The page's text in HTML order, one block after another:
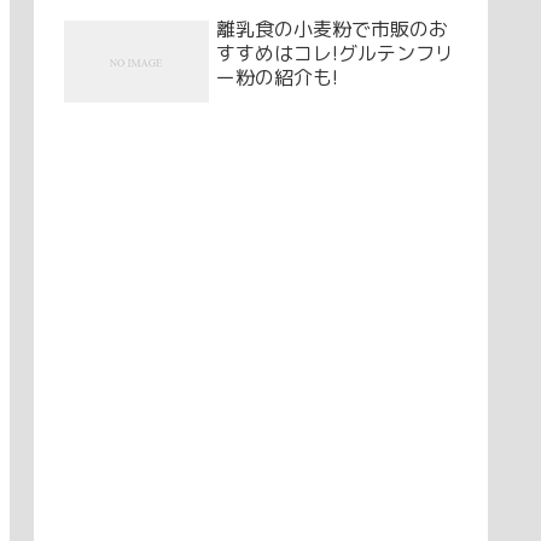
離乳食の小麦粉で市販のお
すすめはコレ!グルテンフリ
ー粉の紹介も!